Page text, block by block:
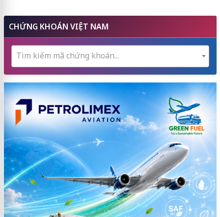
CHỨNG KHOÁN VIỆT NAM
Tìm kiếm mã chứng khoán...